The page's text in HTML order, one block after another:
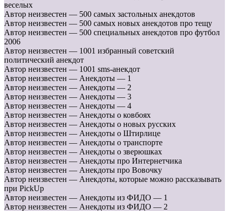
веселых
Автор неизвестен — 500 самых застольных анекдотов
Автор неизвестен — 500 самых новых анекдотов про тещу
Автор неизвестен — 500 специальных анекдотов про футбол
2006
Автор неизвестен — 1001 избранный советский
политический анекдот
Автор неизвестен — 1001 sms-анекдот
Автор неизвестен — Анекдоты — 1
Автор неизвестен — Анекдоты — 2
Автор неизвестен — Анекдоты — 3
Автор неизвестен — Анекдоты — 4
Автор неизвестен — Анекдоты о ковбоях
Автор неизвестен — Анекдоты о новых русских
Автор неизвестен — Анекдоты о Штирлице
Автор неизвестен — Анекдоты о транспорте
Автор неизвестен — Анекдоты о зверюшках
Автор неизвестен — Анекдоты про Интернетчика
Автор неизвестен — Анекдоты про Вовочку
Автор неизвестен — Анекдоты, которые можно pассказывать
при PickUp
Автор неизвестен — Анекдоты из ФИДО — 1
Автор неизвестен — Анекдоты из ФИДО — 2